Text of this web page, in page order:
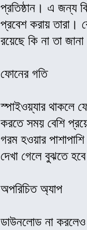
প্রতিষ্ঠান। এ জন্য
প্রবেশ করায়
রয়েছে কি না তা
ফোনের গতি
স্পাইওয়্যার থাকলে
করতে সময় বেশি
গরম হওয়ার
দেখা গেলে বুঝতে
অপরিচিত অ্যাপ
ডাউনলোড না